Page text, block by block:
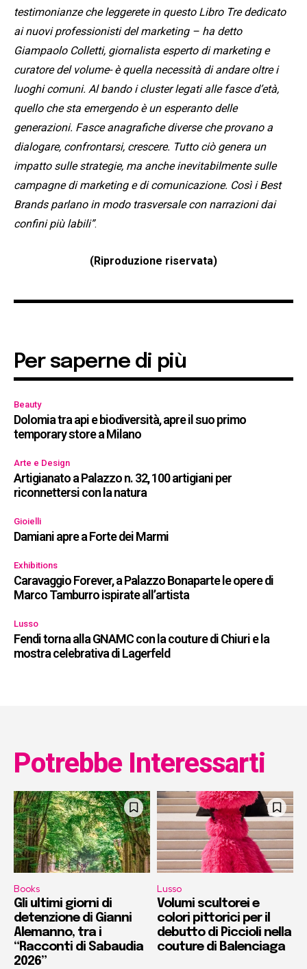
testimonianze che leggerete in questo Libro Tre dedicato
ai nuovi professionisti del marketing – ha detto
Giampaolo Colletti, giornalista esperto di marketing e
curatore del volume- è quella necessità di andare oltre i
luoghi comuni. Al bando i cluster legati alle fasce d’età,
quello che sta emergendo è un esperanto delle
generazioni. Fasce anagrafiche diverse che provano a
dialogare, confrontarsi, crescere. Tutto ciò genera un
impatto sulle strategie, ma anche inevitabilmente sulle
campagne di marketing e di comunicazione. Così i Best
Brands parlano in modo trasversale con narrazioni dai
confini più labili”.
(Riproduzione riservata)
Per saperne di più
Beauty
Dolomia tra api e biodiversità, apre il suo primo
temporary store a Milano
Arte e Design
Artigianato a Palazzo n. 32, 100 artigiani per
riconnettersi con la natura
Gioielli
Damiani apre a Forte dei Marmi
Exhibitions
Caravaggio Forever, a Palazzo Bonaparte le opere di
Marco Tamburro ispirate all’artista
Lusso
Fendi torna alla GNAMC con la couture di Chiuri e la
mostra celebrativa di Lagerfeld
Potrebbe Interessarti
Books
Gli ultimi giorni di
detenzione di Gianni
Alemanno, tra i
“Racconti di Sabaudia
2026”
Lusso
Volumi scultorei e
colori pittorici per il
debutto di Piccioli nella
couture di Balenciaga